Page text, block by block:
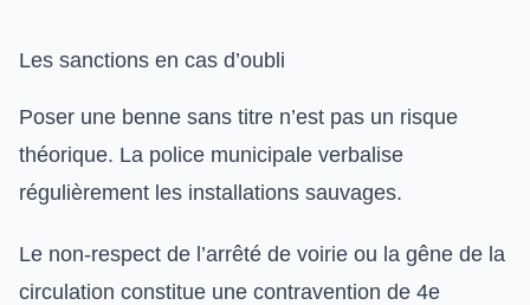
Les sanctions en cas d’oubli
Poser une benne sans titre n’est pas un risque
théorique. La police municipale verbalise
régulièrement les installations sauvages.
Le non-respect de l’arrêté de voirie ou la gêne de la
circulation constitue une contravention de 4e